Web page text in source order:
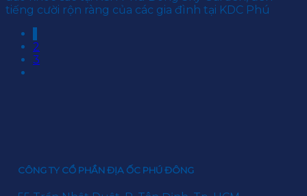
tiếng cười rộn ràng của các gia đình tại KDC Phú
2
3
CÔNG TY CỔ PHẦN ĐỊA ỐC PHÚ ĐÔNG